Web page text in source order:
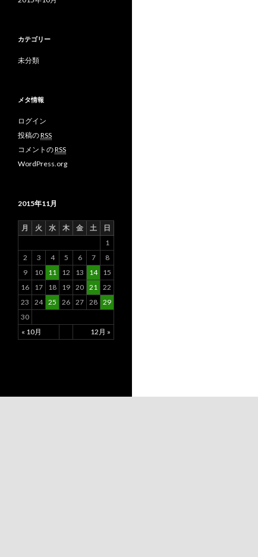
カテゴリー
未分類
メタ情報
ログイン
投稿のRSS
コメントのRSS
WordPress.org
2015年11月
月 火 水 木 金 土 日
« 10月 12月 »
1
2
3 4 5 6 7
8
9
10 11 12 13 14
15
16
17 18 19 20 21 22
23
24 25 26 27 28 29
30